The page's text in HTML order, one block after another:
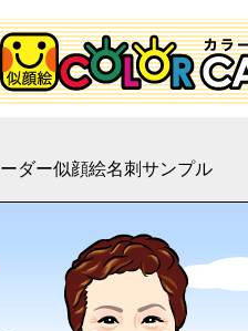
ダー似顔絵名刺サンプル